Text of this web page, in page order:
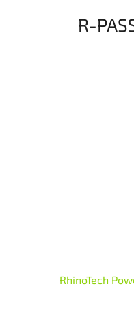
R-
RhinoTech